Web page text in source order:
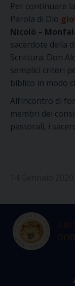
Per continuare
Parola di Dio
Nicolò –
sacerdote della
Scrittura. Don
semplici criteri
biblico in modo
All’incontro di
membri dei
pastorali, i